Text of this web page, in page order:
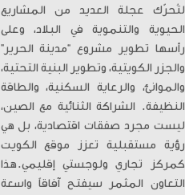
لتُحرّك عجلة العديد من المشاريع
الحيوية والتنموية في البلاد، وعلى
رأسها تطوير مشروع “مدينة الحرير”
والجزر الكويتية، وتطوير البنية التحتية،
والموانئ، والرعاية السكنية، والطاقة
النظيفة. الشراكة الثنائية مع الصين،
ليست مجرد صفقات اقتصادية، بل هي
رؤية مستقبلية تعزز موقع الكويت
كمركز تجاري ولوجستي إقليمي. ​هذا
التعاون المثمر سيفتح آفاقاً واسعة